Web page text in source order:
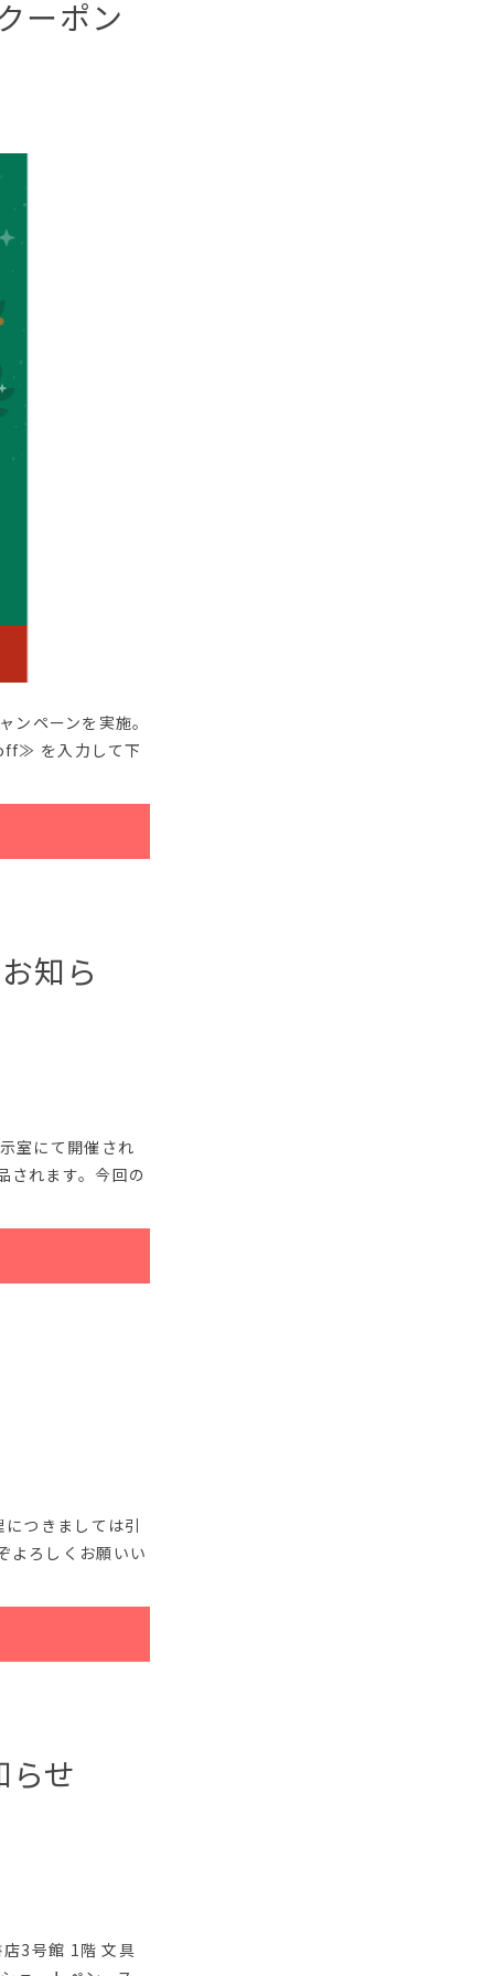
ーポン
ペーンを実施。
を入力して下
知ら
室にて開催され
されます。今回の
つきましては引
よろしくお願いい
せ
3号館 1階 文具